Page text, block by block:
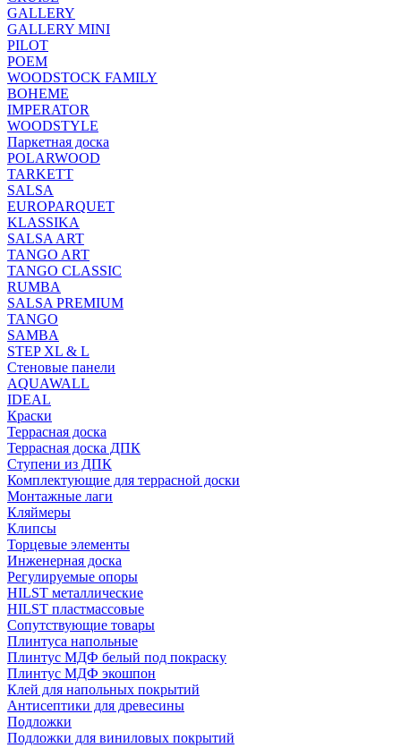
GALLERY
GALLERY MINI
PILOT
POEM
WOODSTOCK FAMILY
BOHEME
IMPERATOR
WOODSTYLE
Паркетная доска
POLARWOOD
TARKETT
SALSA
EUROPARQUET
KLASSIKA
SALSA ART
TANGO ART
TANGO CLASSIC
RUMBA
SALSA PREMIUM
TANGO
SAMBA
STEP XL & L
Стеновые панели
AQUAWALL
IDEAL
Краски
Террасная доска
Террасная доска ДПК
Ступени из ДПК
Комплектующие для террасной доски
Монтажные лаги
Кляймеры
Клипсы
Торцевые элементы
Инженерная доска
Регулируемые опоры
HILST металлические
HILST пластмассовые
Сопутствующие товары
Плинтуса напольные
Плинтус МДФ белый под покраску
Плинтус МДФ экошпон
Клей для напольных покрытий
Антисептики для древесины
Подложки
Подложки для виниловых покрытий